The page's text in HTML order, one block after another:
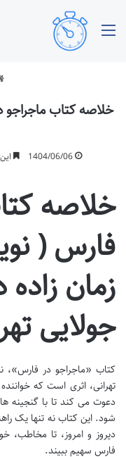
خلاصه کتاب
1404/06/06 این
خلاصه
فارس (
زمان
جولایی
کتاب «ماجراجو در فارس»،
تهرانی، اثری است که
دعوت می کند تا با گنجینه
شود. این کتاب نه تنها یک
دیروز و امروز، تا
فارس سهیم ببیند.